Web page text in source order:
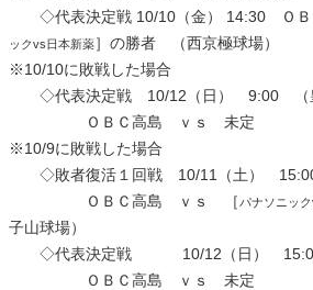
◇代表決定戦 10/10（金） 14:30 Ｏ
ックvs日本新薬］の勝者 （西京極球場）
※10/10に敗戦した場合
◇代表決定戦 10/12（日） 9:00 （皇
ＯＢＣ高島 ｖｓ 未定
※10/9に敗戦した場合
◇敗者復活１回戦 10/11（土） 15:00
ＯＢＣ高島 ｖｓ ［ パナソニッ
子山球場）
◇代表決定戦 10/12（日） 15:00
ＯＢＣ高島 ｖｓ 未定